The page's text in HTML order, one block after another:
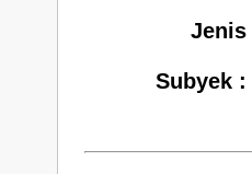
Jenis
Subyek